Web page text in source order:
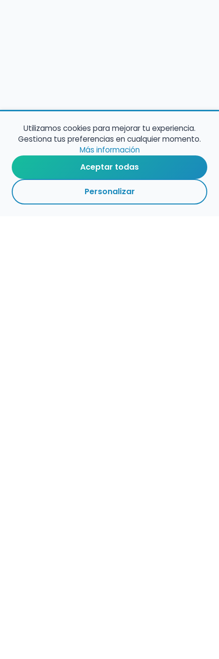
VOLVER A EMPLEO ARCHIVADAS
4
CENTROS ADMINISTRACIÓN
Utilizamos cookies para mejorar tu experiencia.
Gestiona tus preferencias en cualquier momento.
Más información
Aceptar todas
Personalizar